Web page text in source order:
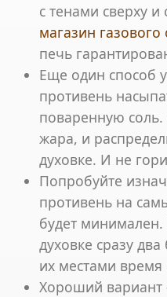
с тенами сверху
магазин
печь
Еще один способ
противень
поваренную
жара, и
духовке. И не
Попробуйте
противень на
будет минимален.
духовке сразу
их местами
Хороший вариант